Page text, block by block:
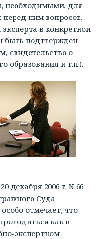
необходимыми, для
ним вопросов.
в конкретной
быть подтвержден
свидетельство о
образования и т.п.).
декабря 2006 г. N 66
Суда
отмечает, что:
как в
экспертном